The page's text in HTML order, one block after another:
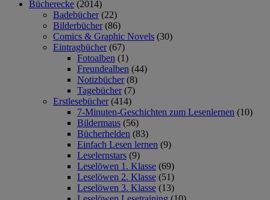
Bücherecke (2014)
Badebücher (22)
Bilderbücher (86)
Comics & Graphic Novels (30)
Eintragbücher (67)
Fotoalben (1)
Freundealben (44)
Notizbücher (8)
Tagebücher (7)
Erstlesebücher (414)
7-Minuten-Geschichten zum Lesenlernen (10)
Bildermaus (56)
Bücherhelden (83)
Einfach Lesen lernen (9)
Leselernstars (9)
Leselöwen 1. Klasse (69)
Leselöwen 2. Klasse (51)
Leselöwen 3. Klasse (13)